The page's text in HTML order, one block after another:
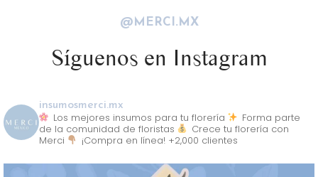
@MERCI.MX
Síguenos en Instagram
insumosmerci.mx
Los mejores insumos para tu florería
Forma parte
de la comunidad de floristas
Crece tu florería con
Merci
¡Compra en línea! +2,000 clientes